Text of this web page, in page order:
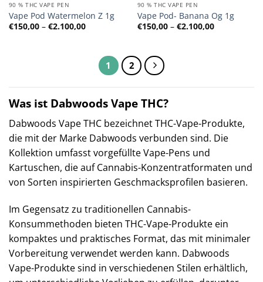
90 % THC VAPE PEN
Vape Pod Watermelon Z 1g
€150,00 – €2.100,00Preisspanne:
€150,00
90 % THC VAPE PEN
Vape Pod- Banana Og 1g
€150,00 – €2.100,00
€150,00
1 2
Was ist Dabwoods Vape THC?
Dabwoods Vape THC bezeichnet THC-Vape-Produkte,
die mit der Marke Dabwoods verbunden sind. Die
Kollektion umfasst vorgefüllte Vape-Pens und
Kartuschen, die auf Cannabis-Konzentratformaten und
von Sorten inspirierten Geschmacksprofilen basieren.
Im Gegensatz zu traditionellen Cannabis-
Konsummethoden bieten THC-Vape-Produkte ein
kompaktes und praktisches Format, das mit minimaler
Vorbereitung verwendet werden kann. Dabwoods
Vape-Produkte sind in verschiedenen Stilen erhältlich,